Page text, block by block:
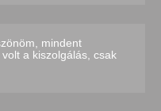
mindent
a kiszolgálás, csak